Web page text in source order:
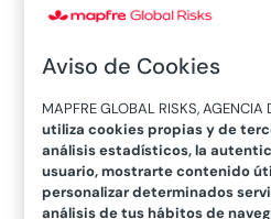
internacionalización’,
Revista América Economía.
Estos grupos
denominadas
pertenecientes a países
como Brasil, Chile, México,
Aviso de Cookies
MAPFRE GLOBAL RISKS, AGENCIA
utiliza cookies propias y de
análisis estadísticos, la
usuario, mostrarte contenido
personalizar determinados
análisis de tus hábitos de